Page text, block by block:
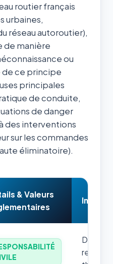
routier français
urbaines,
réseau autoroutier),
de manière
ou
ce principe
principales
de conduite,
de danger
des interventions
sur les commandes
éliminatoire).
& Valeurs
Impact
retenir